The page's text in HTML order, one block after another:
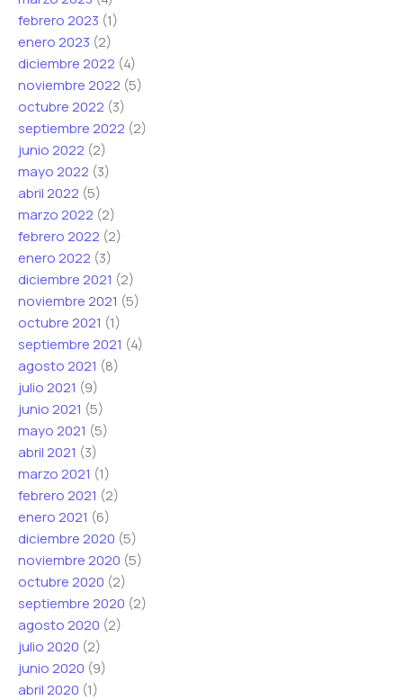
febrero 2023 (1)
enero 2023 (2)
diciembre 2022 (4)
noviembre 2022 (5)
octubre 2022 (3)
septiembre 2022 (2)
junio 2022 (2)
mayo 2022 (3)
abril 2022 (5)
marzo 2022 (2)
febrero 2022 (2)
enero 2022 (3)
diciembre 2021 (2)
noviembre 2021 (5)
octubre 2021 (1)
septiembre 2021 (4)
agosto 2021 (8)
julio 2021 (9)
junio 2021 (5)
mayo 2021 (5)
abril 2021 (3)
marzo 2021 (1)
febrero 2021 (2)
enero 2021 (6)
diciembre 2020 (5)
noviembre 2020 (5)
octubre 2020 (2)
septiembre 2020 (2)
agosto 2020 (2)
julio 2020 (2)
junio 2020 (9)
abril 2020 (1)